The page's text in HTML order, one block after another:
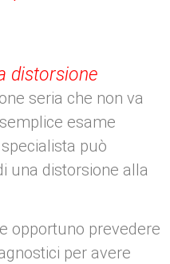
distorsione
seria che non va
esame
può
una distorsione alla
opportuno prevedere
per avere